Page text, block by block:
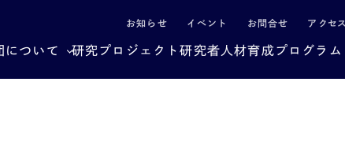
お知らせ イベント お問合せ アクセス
について 研究プロジェクト研究者 人材育成プログラム